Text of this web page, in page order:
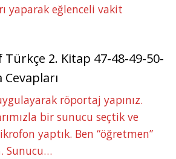
yaparak eğlenceli vakit
Türkçe 2. Kitap 47-48-49-50-
Cevapları
röportaj yapınız.
bir sunucu seçtik ve
yaptık. Ben “öğretmen”
Sunucu…